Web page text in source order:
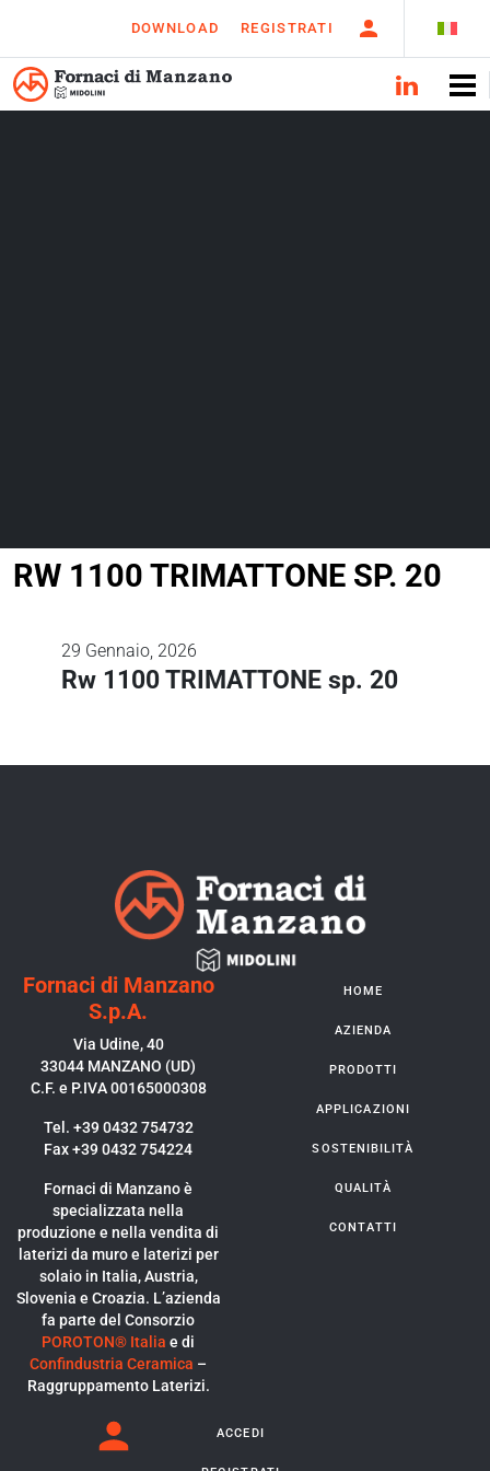
DOWNLOAD REGISTRATI
RW 1100 TRIMATTONE SP. 20
29 Gennaio, 2026
Rw 1100 TRIMATTONE sp. 20
Fornaci di Manzano
S.p.A.
Via Udine, 40
33044 MANZANO (UD)
C.F. e P.IVA 00165000308
Tel. +39 0432 754732
Fax +39 0432 754224
Fornaci di Manzano è
specializzata nella
produzione e nella vendita di
laterizi da muro e laterizi per
solaio in Italia, Austria,
Slovenia e Croazia. L’azienda
fa parte del Consorzio
POROTON® Italia e di
Confindustria Ceramica –
Raggruppamento Laterizi.
HOME
AZIENDA
PRODOTTI
APPLICAZIONI
SOSTENIBILITÀ
QUALITÀ
CONTATTI
ACCEDI